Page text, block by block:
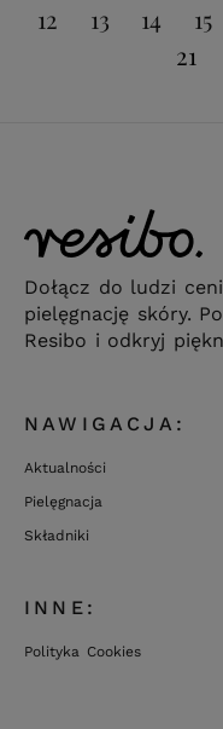
12
13 14 15
21
Dołącz do ludzi
pielęgnację skóry.
Resibo i odkryj
NAWIGACJA:
Aktualności
Pielęgnacja
Składniki
INNE:
Polityka Cookies